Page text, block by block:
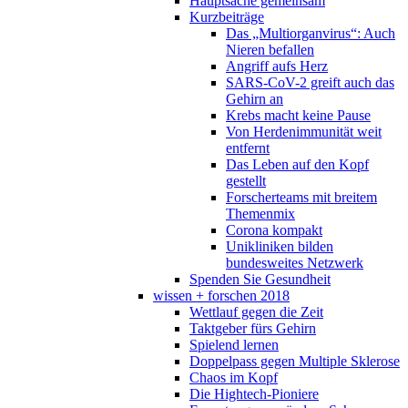
Kurzbeiträge
Das „Multiorganvirus“: Auch
Nieren befallen
Angriff aufs Herz
SARS-CoV-2 greift auch das
Gehirn an
Krebs macht keine Pause
Von Herdenimmunität weit
entfernt
Das Leben auf den Kopf
gestellt
Forscherteams mit breitem
Themenmix
Corona kompakt
Unikliniken bilden
bundesweites Netzwerk
Spenden Sie Gesundheit
wissen + forschen 2018
Wettlauf gegen die Zeit
Taktgeber fürs Gehirn
Spielend lernen
Doppelpass gegen Multiple Sklerose
Chaos im Kopf
Die Hightech-Pioniere